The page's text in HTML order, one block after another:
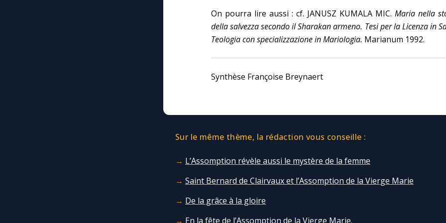
On pourra lire aussi : cf. JANUSZ KUMALA MIC. Maria nella
della salvezza secondo il Sharakan armeno. Tesi per la Licenza in
Teologia con specializzazione in Mariologia. Marianum 1992.
Synthèse Françoise Breynaert
Sur le même thème, la rédaction vous conseille :
L’Assomption révèle aussi le mystère de la femme
Saint Bernard de Clairvaux et l’Assomption de la Vierge Marie
De la grâce à la gloire
En la fête de l’Assomption de la Vierge Marie.